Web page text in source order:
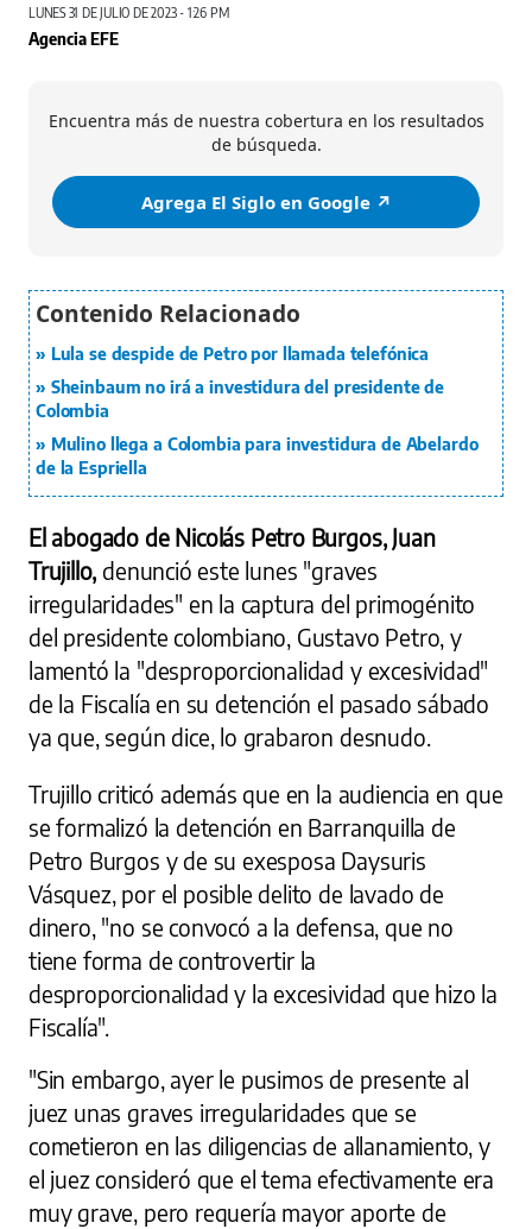
LUNES 31 DE JULIO DE 2023 - 1:26 PM
Agencia EFE
Encuentra más de nuestra cobertura en los resultados
de búsqueda.
Agrega El Siglo en Google ↗️
Lula se despide de Petro por llamada telefónica
Sheinbaum no irá a investidura del presidente de
Colombia
Mulino llega a Colombia para investidura de Abelardo
de la Espriella
El abogado de Nicolás Petro Burgos, Juan
Trujillo, denunció este lunes "graves
irregularidades" en la captura del primogénito
del presidente colombiano, Gustavo Petro, y
lamentó la "desproporcionalidad y excesividad"
de la Fiscalía en su detención el pasado sábado
ya que, según dice, lo grabaron desnudo.
Trujillo criticó además que en la audiencia en que
se formalizó la detención en Barranquilla de
Petro Burgos y de su exesposa Daysuris
Vásquez, por el posible delito de lavado de
dinero, "no se convocó a la defensa, que no
tiene forma de controvertir la
desproporcionalidad y la excesividad que hizo la
Fiscalía".
"Sin embargo, ayer le pusimos de presente al
juez unas graves irregularidades que se
cometieron en las diligencias de allanamiento, y
el juez consideró que el tema efectivamente era
muy grave, pero requería mayor aporte de